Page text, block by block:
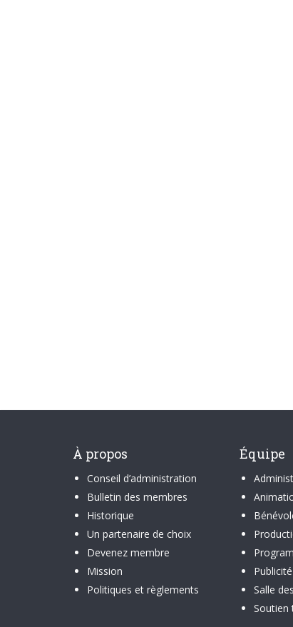
À propos
Conseil d’administration
Bulletin des membres
Historique
Un partenaire de choix
Devenez membre
Mission
Politiques et règlements
Équipe
Publicité
Salle
Soutien